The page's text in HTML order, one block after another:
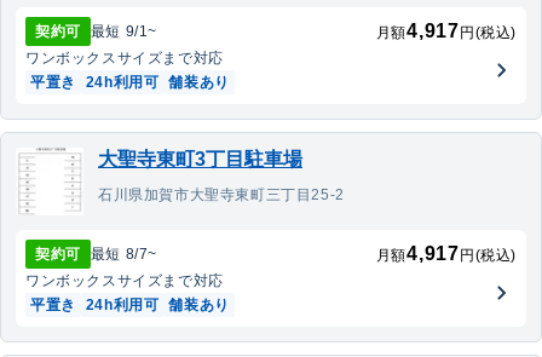
契約可 最短 9/1~ 月額4,917 円(税込)
ワンボックスサイズまで対応
平置き
24h利用可 舗装あり
大聖寺東町3丁目駐車場
石川県加賀市大聖寺東町三丁目25-2
契約可 最短 8/7~ 月額4,917 円(税込)
ワンボックスサイズまで対応
平置き
24h利用可 舗装あり